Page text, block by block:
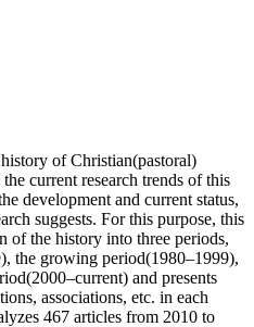
of Christian(pastoral)
current research trends of this
development and current status,
suggests. For this purpose, this
of the history into three periods,
the growing period(1980–1999),
and presents
associations, etc. in each
467 articles from 2010 to